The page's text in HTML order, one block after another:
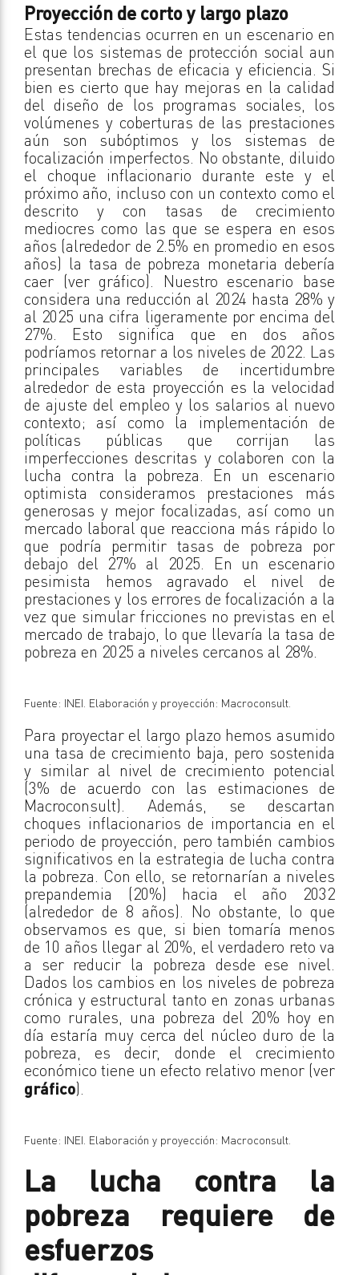
Proyección de corto y largo plazo
Estas tendencias ocurren en un escenario en
el que los sistemas de protección social aun
presentan brechas de eficacia y eficiencia. Si
bien es cierto que hay mejoras en la calidad
del diseño de los programas sociales, los
volúmenes y coberturas de las prestaciones
aún son subóptimos y los sistemas de
focalización imperfectos. No obstante, diluido
el choque inflacionario durante este y el
próximo año, incluso con un contexto como el
descrito y con tasas de crecimiento
mediocres como las que se espera en esos
años (alrededor de 2.5% en promedio en esos
años) la tasa de pobreza monetaria debería
caer (ver gráfico). Nuestro escenario base
considera una reducción al 2024 hasta 28% y
al 2025 una cifra ligeramente por encima del
27%. Esto significa que en dos años
podríamos retornar a los niveles de 2022. Las
principales variables de incertidumbre
alrededor de esta proyección es la velocidad
de ajuste del empleo y los salarios al nuevo
contexto; así como la implementación de
políticas públicas que corrijan las
imperfecciones descritas y colaboren con la
lucha contra la pobreza. En un escenario
optimista consideramos prestaciones más
generosas y mejor focalizadas, así como un
mercado laboral que reacciona más rápido lo
que podría permitir tasas de pobreza por
debajo del 27% al 2025. En un escenario
pesimista hemos agravado el nivel de
prestaciones y los errores de focalización a la
vez que simular fricciones no previstas en el
mercado de trabajo, lo que llevaría la tasa de
pobreza en 2025 a niveles cercanos al 28%.
Fuente: INEI. Elaboración y proyección: Macroconsult.
Para proyectar el largo plazo hemos asumido
una tasa de crecimiento baja, pero sostenida
y similar al nivel de crecimiento potencial
(3% de acuerdo con las estimaciones de
Macroconsult). Además, se descartan
choques inflacionarios de importancia en el
periodo de proyección, pero también cambios
significativos en la estrategia de lucha contra
la pobreza. Con ello, se retornarían a niveles
prepandemia (20%) hacia el año 2032
(alrededor de 8 años). No obstante, lo que
observamos es que, si bien tomaría menos
de 10 años llegar al 20%, el verdadero reto va
a ser reducir la pobreza desde ese nivel.
Dados los cambios en los niveles de pobreza
crónica y estructural tanto en zonas urbanas
como rurales, una pobreza del 20% hoy en
día estaría muy cerca del núcleo duro de la
pobreza, es decir, donde el crecimiento
económico tiene un efecto relativo menor (ver
gráfico).
Fuente: INEI. Elaboración y proyección: Macroconsult.
La lucha contra la
pobreza requiere de
esfuerzos